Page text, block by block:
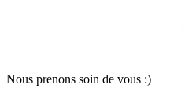
Nous prenons soin de vous :)